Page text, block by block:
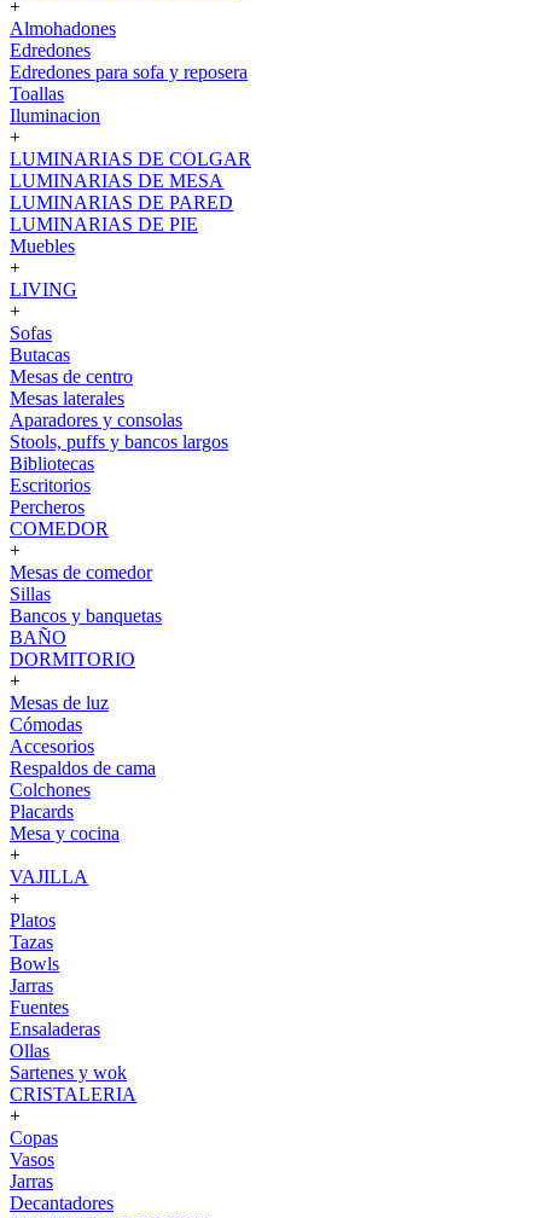
+
Almohadones
Edredones
Edredones para sofa y reposera
Toallas
Iluminacion
+
LUMINARIAS DE COLGAR
LUMINARIAS DE MESA
LUMINARIAS DE PARED
LUMINARIAS DE PIE
Muebles
+
LIVING
+
Sofas
Butacas
Mesas de centro
Mesas laterales
Aparadores y consolas
Stools, puffs y bancos largos
Bibliotecas
Escritorios
Percheros
COMEDOR
+
Mesas de comedor
Sillas
Bancos y banquetas
BAÑO
DORMITORIO
+
Mesas de luz
Cómodas
Accesorios
Respaldos de cama
Colchones
Placards
Mesa y cocina
+
VAJILLA
+
Platos
Tazas
Bowls
Jarras
Fuentes
Ensaladeras
Ollas
Sartenes y wok
CRISTALERIA
+
Copas
Vasos
Jarras
Decantadores